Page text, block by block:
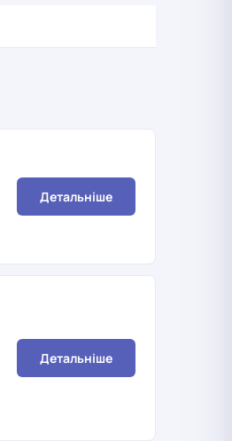
Детальніше
Детальніше